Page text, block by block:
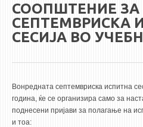
МАШИНСКО ИНЖЕНЕРСТВО -
АПЛИКАТИВНА ДЕЈНОСТ
QIM-SEE
3DFindIT
СООПШТЕНИЕ
СЕПТЕМВРИСКА
СЕСИЈА ВО
Вонредната септемвриска испитна
година, ќе се организира само за
поднесени пријави за полагање на
и тоа: